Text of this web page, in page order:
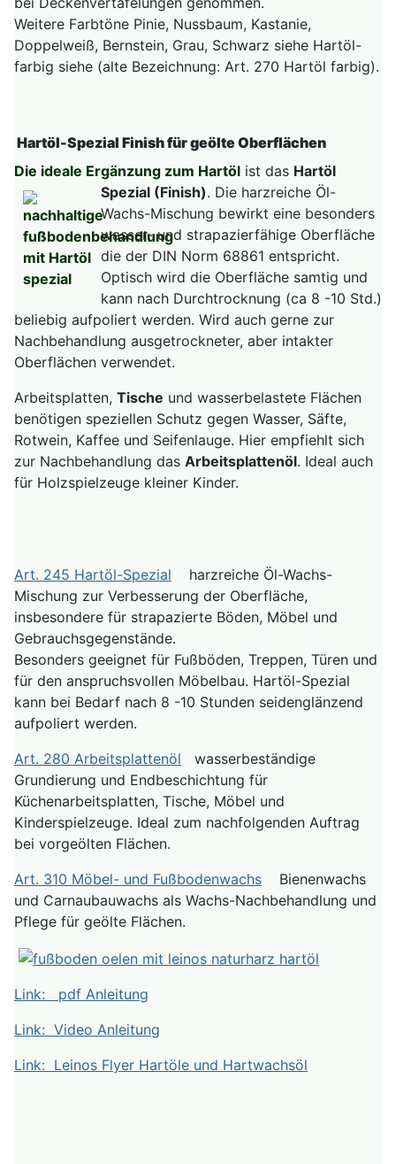
Weitere Farbtöne Pinie, Nussbaum, Kastanie,
Doppelweiß, Bernstein, Grau, Schwarz siehe Hartöl-
farbig siehe (alte Bezeichnung: Art. 270 Hartöl farbig).
Hartöl-Spezial Finish für geölte Oberflächen
Die ideale Ergänzung zum Hartöl ist das Hartöl
Spezial (Finish). Die harzreiche Öl-
Wachs-Mischung bewirkt eine besonders
wasser- und strapazierfähige Oberfläche
die der DIN Norm 68861 entspricht.
Optisch wird die Oberfläche samtig und
kann nach Durchtrocknung (ca 8 -10 Std.)
beliebig aufpoliert werden. Wird auch gerne zur
Nachbehandlung ausgetrockneter, aber intakter
Oberflächen verwendet.
Arbeitsplatten, Tische und wasserbelastete Flächen
benötigen speziellen Schutz gegen Wasser, Säfte,
Rotwein, Kaffee und Seifenlauge. Hier empfiehlt sich
zur Nachbehandlung das Arbeitsplattenöl. Ideal auch
für Holzspielzeuge kleiner Kinder.
Art. 245 Hartöl-Spezial harzreiche Öl-Wachs-
Mischung zur Verbesserung der Oberfläche,
insbesondere für strapazierte Böden, Möbel und
Gebrauchsgegenstände.
Besonders geeignet für Fußböden, Treppen, Türen und
für den anspruchsvollen Möbelbau. Hartöl-Spezial
kann bei Bedarf nach 8 -10 Stunden seidenglänzend
aufpoliert werden.
Art. 280 Arbeitsplattenöl wasserbeständige
Grundierung und Endbeschichtung für
Küchenarbeitsplatten, Tische, Möbel und
Kinderspielzeuge. Ideal zum nachfolgenden Auftrag
bei vorgeölten Flächen.
Art. 310 Möbel- und Fußbodenwachs Bienenwachs
und Carnaubauwachs als Wachs-Nachbehandlung und
Pflege für geölte Flächen.
Link: pdf Anleitung
Link: Video Anleitung
Link: Leinos Flyer Hartöle und Hartwachsöl